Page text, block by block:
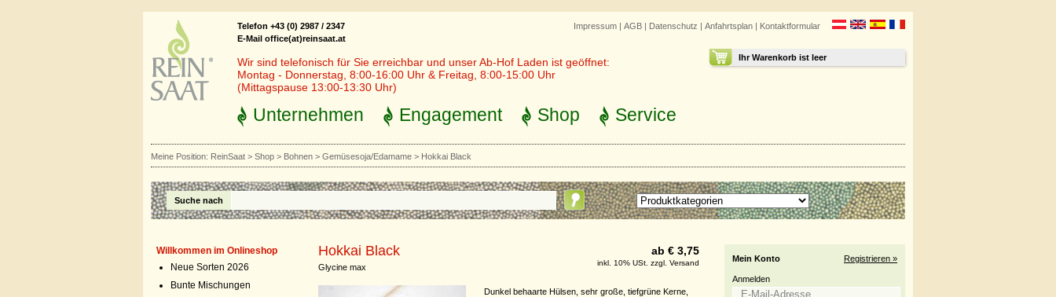
Impressum | AGB | Datenschutz | Anfahrtsplan | Kontaktformular
Ihr Warenkorb ist leer
Telefon +43 (0) 2987 / 2347
E-Mail office(at)reinsaat.at
Wir sind telefonisch für Sie erreichbar und unser Ab-Hof Laden ist geöffnet:
Montag - Donnerstag, 8:00-16:00 Uhr & Freitag, 8:00-15:00 Uhr
(Mittagspause 13:00-13:30 Uhr)
Unternehmen Engagement Shop Service
Meine Position: ReinSaat > Shop > Bohnen > Gemüsesoja/Edamame > Hokkai Black
Suche nach
Willkommen im Onlineshop
Neue Sorten 2026
Bunte Mischungen
Hokkai Black
Glycine max
ab € 3,75
inkl. 10% USt. zzgl. Versand
Dunkel behaarte Hülsen, sehr große, tiefgrüne Kerne,
Mein Konto Registrieren »
Anmelden